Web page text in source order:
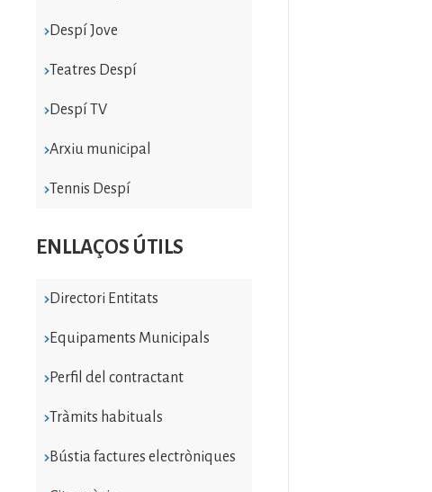
Despí Jove
Teatres Despí
Despí TV
Arxiu municipal
Tennis Despí
ENLLAÇOS ÚTILS
Directori Entitats
Equipaments Municipals
Perfil del contractant
Tràmits habituals
Bústia factures electròniques